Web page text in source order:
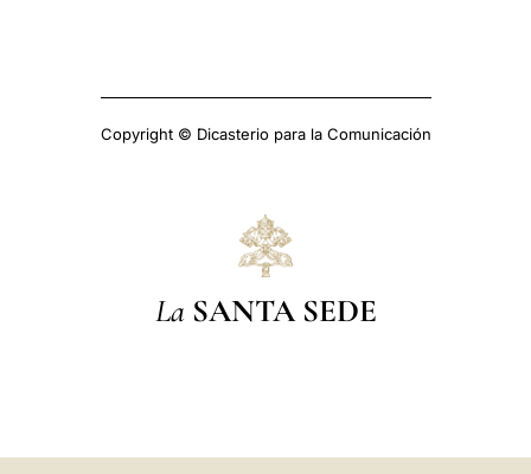
Copyright © Dicasterio para la Comunicación
La SANTA SEDE